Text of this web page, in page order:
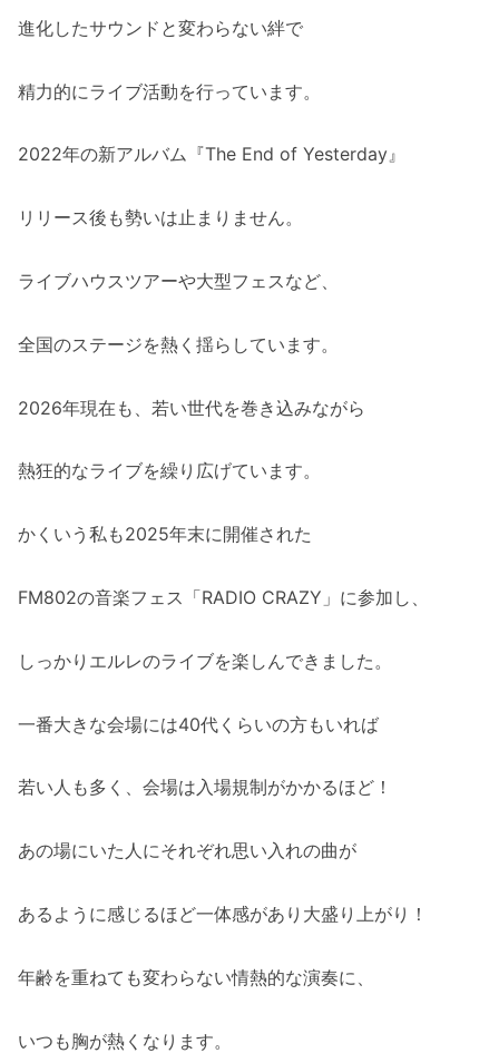
進化したサウンドと変わらない絆で
精力的にライブ活動を行っています。
2022年の新アルバム『The End of Yesterday』
リリース後も勢いは止まりません。
ライブハウスツアーや大型フェスなど、
全国のステージを熱く揺らしています。
2026年現在も、若い世代を巻き込みながら
熱狂的なライブを繰り広げています。
かくいう私も2025年末に開催された
FM802の音楽フェス「RADIO CRAZY」に参加し、
しっかりエルレのライブを楽しんできました。
一番大きな会場には40代くらいの方もいれば
若い人も多く、会場は入場規制がかかるほど！
あの場にいた人にそれぞれ思い入れの曲が
あるように感じるほど一体感があり大盛り上がり！
年齢を重ねても変わらない情熱的な演奏に、
いつも胸が熱くなります。